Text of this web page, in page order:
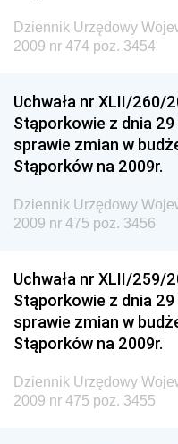
Dziennik Urzędowy
i Gospodarki Morskiej
Dziennik Urzędowy
Dziennik Urzędowy
Antykorupcyjnego
Wewnętrznego
Dziennik Urzędowy
Dziennik Urzędowy
Krajowych i Autostrad
Dziennik Urzędowy
Dziennik Urzędowy
Dziennik Urzędowy
2009 nr 474 poz. 3454
Uchwała nr XLII/260/
Stąporkowie z dnia
sprawie zmian w
Stąporków na 2009r.
Dziennik Urzędowy
2009 nr 475 poz. 3456
Uchwała nr XLII/259/
Stąporkowie z dnia
sprawie zmian w
Stąporków na 2009r.
Dziennik Urzędowy
2009 nr 475 poz. 3455